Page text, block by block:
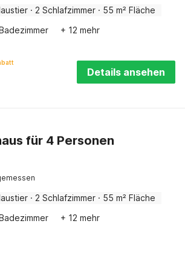
· 2 Schlafzimmer · 55 m² Fläche
+ 12 mehr
Details ansehen
für 4 Personen
· 2 Schlafzimmer · 55 m² Fläche
+ 12 mehr